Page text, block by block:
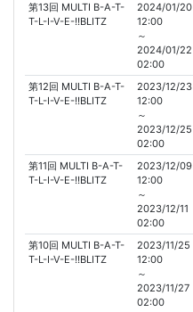
第13回 MULTI B-A-T-
T-L-I-V-E-!!BLITZ
2024/01/20
12:00
～
2024/01/22
02:00
第12回 MULTI B-A-T-
T-L-I-V-E-!!BLITZ
2023/12/23
12:00
～
2023/12/25
02:00
第11回 MULTI B-A-T-
T-L-I-V-E-!!BLITZ
2023/12/09
12:00
～
2023/12/11
02:00
第10回 MULTI B-A-T-
T-L-I-V-E-!!BLITZ
2023/11/25
12:00
～
2023/11/27
02:00